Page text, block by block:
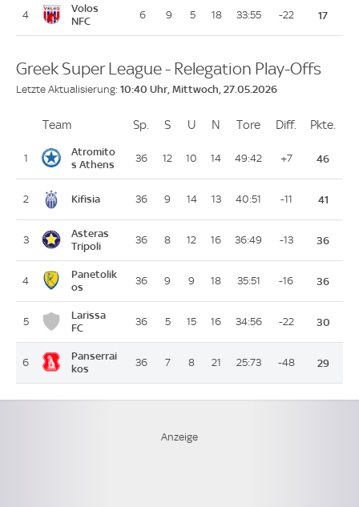
4
Volos
NFC
6 9 5 18 33:55 -22 17
Greek Super League - Relegation Play-Offs
Letzte Aktualisierung: 10:40 Uhr, Mittwoch, 27.05.2026
PlatzTeam Sp. Spiele
S Siege
U Unentschieden
N Niederlagen
Tore ToreDiff. Differenz
Pkte.
1
Atromito
s Athens
36 12 10 14 49:42 +7 46
2 Kifisia 36 9 14 13 40:51 -11 41
3
Asteras
Tripoli
36 8 12 16 36:49 -13 36
4
Panetolik
os
36 9 9 18 35:51 -16 36
5
Larissa
FC
36 5 15 16 34:56 -22 30
6
Panserrai
kos
36 7 8 21 25:73 -48 29